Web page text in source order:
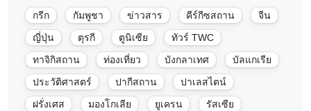
กรีก กัมพูชา ข่าวสาร คีร์กีซสถาน
จีน
ญี่ปุ่น
ตุรกี ตูนิเซีย
ทัวร์ TWC
ทาจิกิสถาน
ท่องเที่ยว บังกลาเทศ
บัลแกเรีย
ประวัติศาสตร์
ปากีสถาน
ปาเลสไตน์
ฝรั่งเศส
มองโกเลีย ยูเครน
รัสเซีย